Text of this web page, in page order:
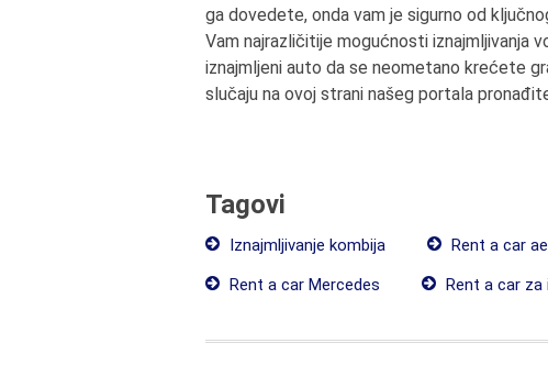
ga dovedete, onda vam je sigurno od
Vam najrazličitije mogućnosti iznajmljivanja
iznajmljeni auto da se neometano krećete
slučaju na ovoj strani našeg portala
Tagovi
Iznajmljivanje kombija Rent a car
Rent a car Mercedes
Rent a car